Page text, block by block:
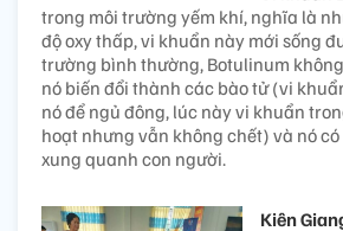
trong môi trường yếm khí, nghĩa là
độ oxy thấp, vi khuẩn này mới sống
trường bình thường, Botulinum
nó biến đổi thành các bào tử (vi
nó để ngủ đông, lúc này vi khuẩn
hoạt nhưng vẫn không chết) và nó
xung quanh con người.
Kiên